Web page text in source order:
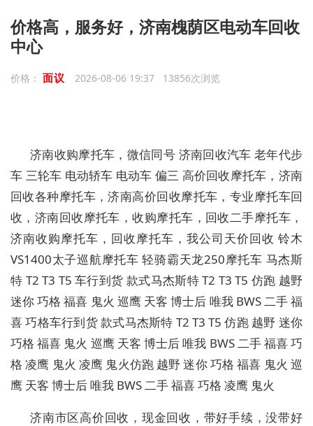
价格高，服务好，济南槐荫区电动车回收
中心
价格： 面议 2026-08-06 19:37 13856次浏览
济南收购摩托车，微信同号 济南回收汽车 老年代步
车 三轮车 电动轿车 电动车 偏三 高价回收摩托车，济南
回收各种摩托车，济南高价回收摩托车，专业摩托车回
收，济南回收摩托车，收购摩托车，回收二手摩托车，
济南收购摩托车，回收摩托车，我公司天价回收 铃木
VS1400太子巡航摩托车 轻骑霸天龙250摩托车 马杰斯
特 T2 T3 T5 车行到货 款式马杰斯特 T2 T3 T5 仿跑 越野
迷你 巧格 福喜 鬼火 巡鹰 天客 博士后 唯我 BWS 二手 福
喜 巧格车行到货 款式马杰斯特 T2 T3 T5 仿跑 越野 迷你
巧格 福喜 鬼火 巡鹰 天客 博士后 唯我 BWS 二手 福喜 巧
格 凌鹰 鬼火 凌鹰 鬼火仿跑 越野 迷你 巧格 福喜 鬼火 巡
鹰 天客 博士后 唯我 BWS 二手 福喜 巧格 凌鹰 鬼火
济南市区高价回收，现金回收，带好手续，没带好